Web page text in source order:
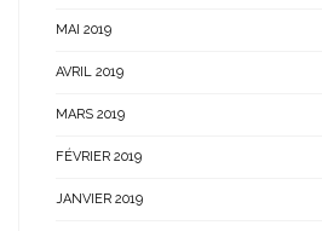
MAI 2019
AVRIL 2019
MARS 2019
FÉVRIER 2019
JANVIER 2019